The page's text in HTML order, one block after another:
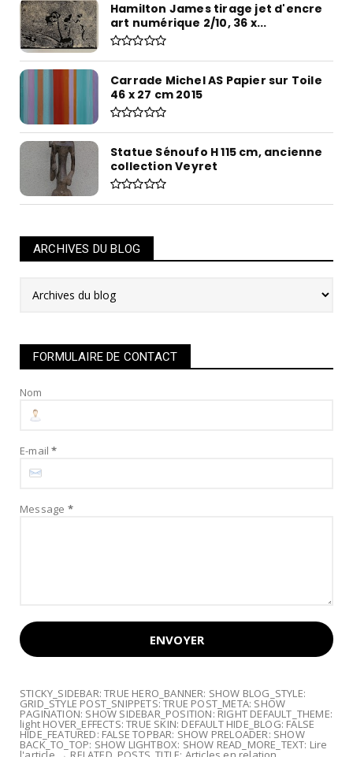
Hamilton James tirage jet d'encre
art numérique 2/10, 36 x...
Carrade Michel AS Papier sur Toile
46 x 27 cm 2015
Statue Sénoufo H 115 cm, ancienne
collection Veyret
ARCHIVES DU BLOG
FORMULAIRE DE CONTACT
Nom
E-mail*
Message *
STICKY_SIDEBAR: TRUE HERO_BANNER: SHOW BLOG_STYLE:
GRID_STYLE POST_SNIPPETS: TRUE POST_META: SHOW
PAGINATION: SHOW SIDEBAR_POSITION: RIGHT DEFAULT_THEME:
light HOVER_EFFECTS: TRUE SKIN: DEFAULT HIDE_BLOG: FALSE
HIDE_FEATURED: FALSE TOPBAR: SHOW PRELOADER: SHOW
BACK_TO_TOP: SHOW LIGHTBOX: SHOW READ_MORE_TEXT: Lire